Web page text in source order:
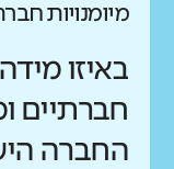
מיומנויות
באיזו
חברתיים
החברה